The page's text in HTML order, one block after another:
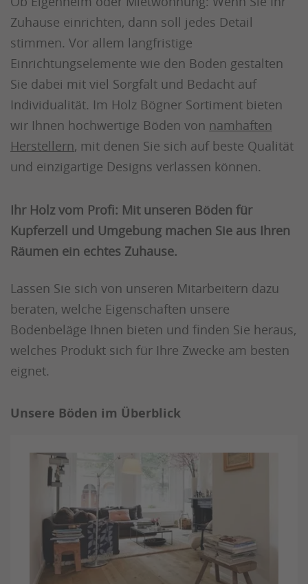
Zuhause einrichten, dann soll jedes Detail
stimmen. Vor allem langfristige
Einrichtungselemente wie den Boden gestalten
Sie dabei mit viel Sorgfalt und Bedacht auf
Individualität. Im Holz Bögner Sortiment bieten
wir Ihnen hochwertige Böden von namhaften
Herstellern, mit denen Sie sich auf beste Qualität
und einzigartige Designs verlassen können.
Ihr Holz vom Profi: Mit unseren Böden für
Kupferzell und Umgebung machen Sie aus Ihren
Räumen ein echtes Zuhause.
Lassen Sie sich von unseren Mitarbeitern dazu
beraten, welche Eigenschaften unsere
Bodenbeläge Ihnen bieten und finden Sie heraus,
welches Produkt sich für Ihre Zwecke am besten
eignet.
Unsere Böden im Überblick